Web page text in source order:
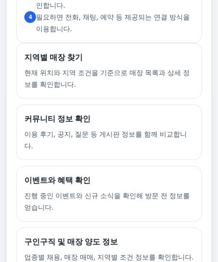
우, 향후 서비스 예약에 제약이 생길 수 있음을 알려드립니다. 시간을 효율적
으로 사용하며, 합리적인 가격으로 부경샵만의 특별한 경험을 하실 수 있습
인합니다.
4 필요하면 전화, 채팅, 예약 등 제공되는 연결 방식을
이용합니다.
지역별 매장 찾기
현재 위치와 지역 조건을 기준으로 매장 목록과 상세 정
보를 확인합니다.
커뮤니티 정보 확인
이용 후기, 공지, 질문 등 게시판 정보를 함께 비교합니
다.
이벤트와 혜택 확인
진행 중인 이벤트와 신규 소식을 확인해 방문 전 정보를
얻습니다.
구인구직 및 매장 양도 정보
업종별 채용, 매장 매매, 지역별 조건 정보를 확인합니다.